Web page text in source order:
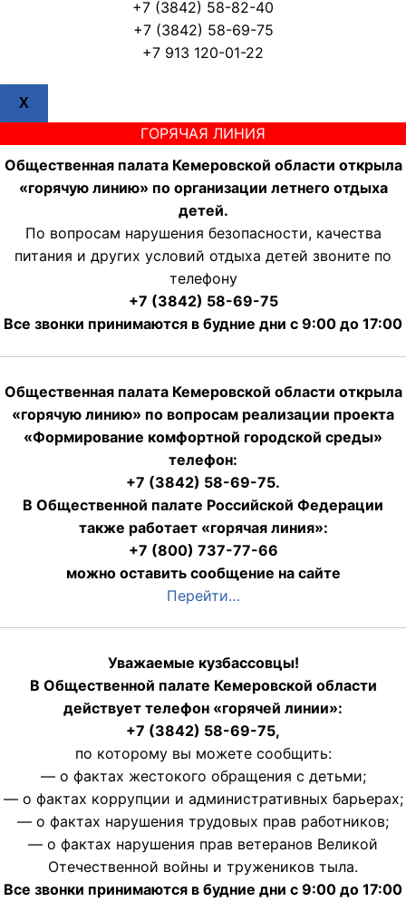
+7 (3842) 58-82-40
+7 (3842) 58-69-75
+7 913 120-01-22
X
ГОРЯЧАЯ ЛИНИЯ
Общественная палата Кемеровской области открыла
«горячую линию» по организации летнего отдыха
детей.
По вопросам нарушения безопасности, качества
питания и других условий отдыха детей звоните по
телефону
+7 (3842) 58-69-75
Все звонки принимаются в будние дни с 9:00 до 17:00
Общественная палата Кемеровской области открыла
«горячую линию» по вопросам реализации проекта
«Формирование комфортной городской среды»
телефон:
+7 (3842) 58-69-75.
В Общественной палате Российской Федерации
также работает «горячая линия»:
+7 (800) 737-77-66
можно оставить сообщение на сайте
Перейти…
Уважаемые кузбассовцы!
В Общественной палате Кемеровской области
действует телефон «горячей линии»:
+7 (3842) 58-69-75,
по которому вы можете сообщить:
— о фактах жестокого обращения с детьми;
— о фактах коррупции и административных барьерах;
— о фактах нарушения трудовых прав работников;
— о фактах нарушения прав ветеранов Великой
Отечественной войны и тружеников тыла.
Все звонки принимаются в будние дни с 9:00 до 17:00